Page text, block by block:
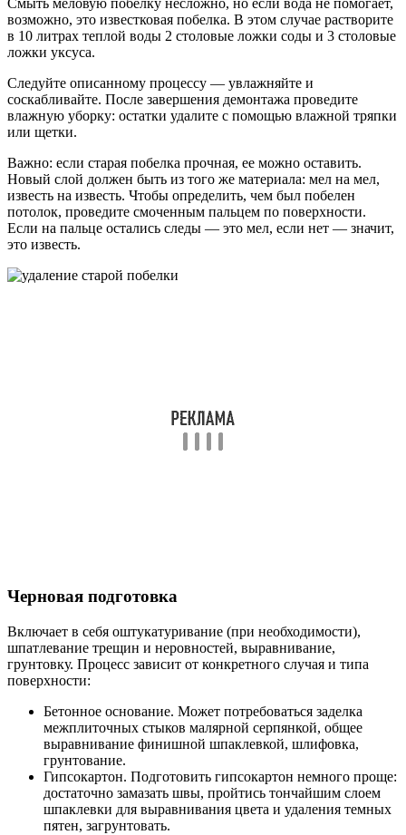
возможно, это известковая побелка. В этом случае растворите
в 10 литрах теплой воды 2 столовые ложки соды и 3 столовые
ложки уксуса.
Следуйте описанному процессу — увлажняйте и
соскабливайте. После завершения демонтажа проведите
влажную уборку: остатки удалите с помощью влажной тряпки
или щетки.
Важно: если старая побелка прочная, ее можно оставить.
Новый слой должен быть из того же материала: мел на мел,
известь на известь. Чтобы определить, чем был побелен
потолок, проведите смоченным пальцем по поверхности.
Если на пальце остались следы — это мел, если нет — значит,
это известь.
Черновая подготовка
Включает в себя оштукатуривание (при необходимости),
шпатлевание трещин и неровностей, выравнивание,
грунтовку. Процесс зависит от конкретного случая и типа
поверхности:
Бетонное основание. Может потребоваться заделка
межплиточных стыков малярной серпянкой, общее
выравнивание финишной шпаклевкой, шлифовка,
грунтование.
Гипсокартон. Подготовить гипсокартон немного проще:
достаточно замазать швы, пройтись тончайшим слоем
шпаклевки для выравнивания цвета и удаления темных
пятен, загрунтовать.